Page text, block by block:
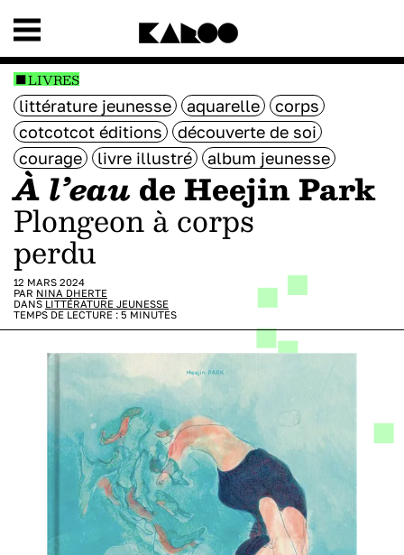
LIVRES
littérature jeunesse aquarelle
corps
cotcotcot éditions
découverte de soi
courage
livre illustré album jeunesse
À l’eaude Heejin Park
Plongeon à corps
perdu
12 MARS 2024
PAR NINA DHERTE
DANS LITTÉRATURE JEUNESSE
TEMPS DE LECTURE : 5 MINUTES